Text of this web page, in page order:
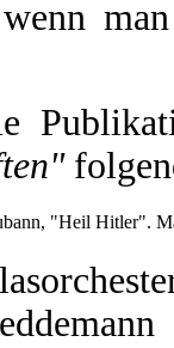
"Heil Hitler".